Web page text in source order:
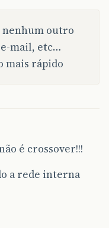
nenhum outro
e-mail, etc…
mais rápido
é crossover!!!
a rede interna